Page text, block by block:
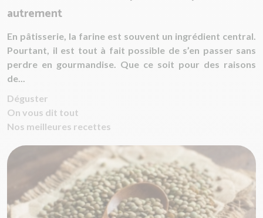
autrement
En pâtisserie, la farine est souvent un ingrédient central.
Pourtant, il est tout à fait possible de s’en passer sans
perdre en gourmandise. Que ce soit pour des raisons
de...
Déguster
On vous dit tout
Nos meilleures recettes